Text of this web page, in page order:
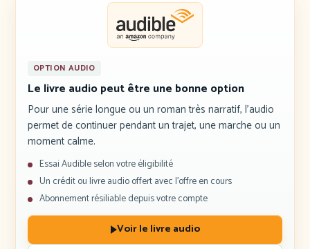
OPTION AUDIO
Le livre audio peut être une bonne option
Pour une série longue ou un roman très narratif, l’audio
permet de continuer pendant un trajet, une marche ou un
moment calme.
Essai Audible selon votre éligibilité
Un crédit ou livre audio offert avec l’offre en cours
Abonnement résiliable depuis votre compte
Voir le livre audio